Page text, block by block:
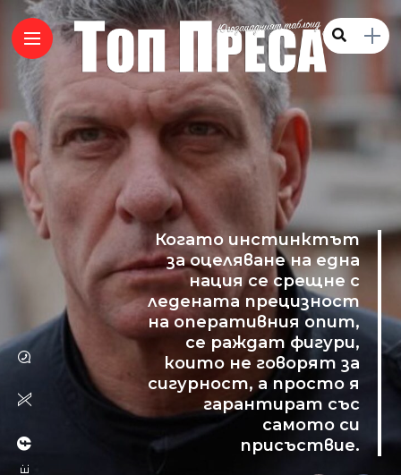
Когато инстинктът
за оцеляване на една
нация се срещне с
ледената прецизност
на оперативния опит,
се раждат фигури,
които не говорят за
сигурност, а просто я
гарантират със
самото си
присъствие.